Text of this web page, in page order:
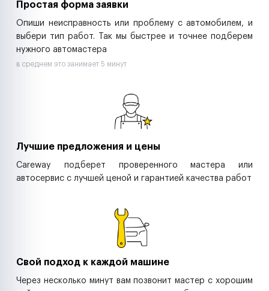
Простая форма заявки
Опиши неисправность или проблему с автомобилем, и
выбери тип работ. Так мы быстрее и точнее подберем
нужного автомастера
в среднем это занимает 5 минут
Лучшие предложения и цены
Careway подберет проверенного мастера или
автосервис с лучшей ценой и гарантией качества работ
Свой подход к каждой машине
Через несколько минут вам позвонит мастер с хорошим